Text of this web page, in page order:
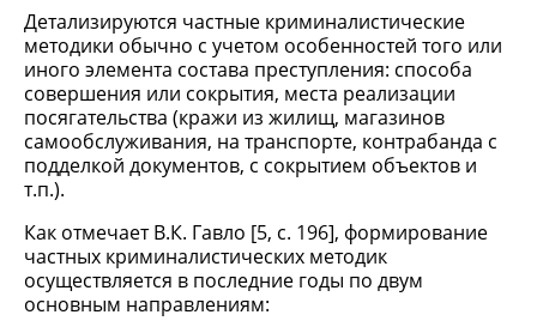
Детализируются частные криминалистические
методики обычно с учетом особенностей того или
иного элемента состава преступления: способа
совершения или сокрытия, места реализации
посягательства (кражи из жилищ, магазинов
самообслуживания, на транспорте, контрабанда с
подделкой документов, с сокрытием объектов и
т.п.).
Как отмечает В.К. Гавло [5, с. 196], формирование
частных криминалистических методик
осуществляется в последние годы по двум
основным направлениям: